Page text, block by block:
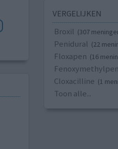
VERGELIJKEN
Broxil (307
Penidural (22
Floxapen (16
Cloxacilline (1
Toon alle...